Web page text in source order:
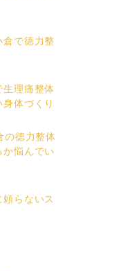
倉で徳力整
生理痛整体
体づくり
の徳力整体
悩んでい
頼らないス